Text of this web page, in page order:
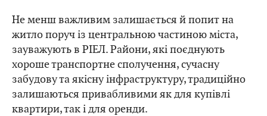
Не менш важливим залишається й попит на
житло поруч із центральною частиною міста,
зауважують в РІЕЛ. Райони, які поєднують
хороше транспортне сполучення, сучасну
забудову та якісну інфраструктуру, традиційно
залишаються привабливими як для купівлі
квартири, так і для оренди.